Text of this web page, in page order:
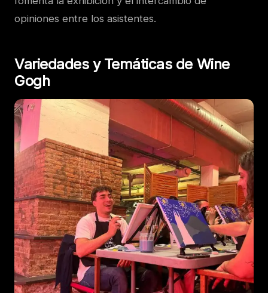
opiniones entre los asistentes.
Variedades y Temáticas de Wine
Gogh